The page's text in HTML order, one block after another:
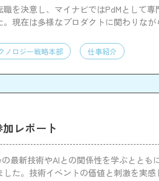
を決意し、マイナビではPdMとして
現在は多様なプロダクトに関わりなが
ノロジー戦略本部 仕事紹介
レポート
の最新技術やAIとの関係性を学ぶとと
た。技術イベントの価値と刺激を実感